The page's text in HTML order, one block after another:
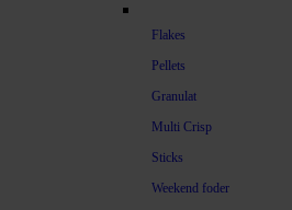
Flakes
Pellets
Granulat
Multi Crisp
Sticks
Weekend foder